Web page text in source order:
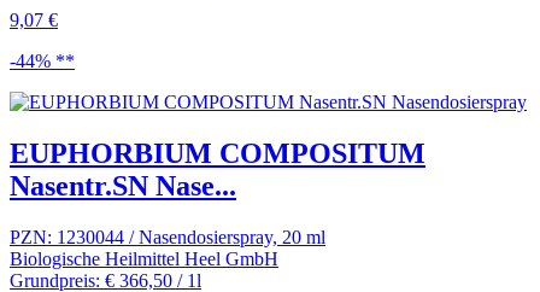
9,07 €
-44% **
EUPHORBIUM COMPOSITUM
Nasentr.SN Nase...
PZN: 1230044 / Nasendosierspray, 20 ml
Biologische Heilmittel Heel GmbH
Grundpreis: € 366,50 / 1l